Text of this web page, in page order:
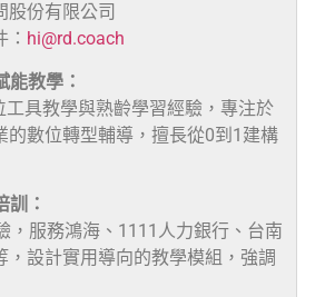
份有限公司
hi@rd.coach
能教學：
工具教學與熟齡學習經驗，專注於
的數位轉型輔導，擅長從0到1建構
訓：
，服務鴻海、1111人力銀行、台南
，設計實用導向的教學模組，強調